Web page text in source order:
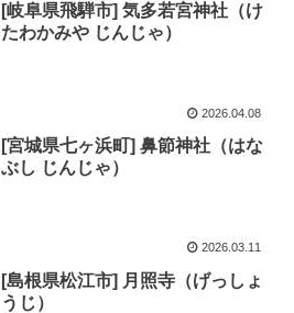
[岐阜県飛騨市] 気多若宮神社（け
たわかみや じんじゃ）
2026.04.08
[宮城県七ヶ浜町] 鼻節神社（はな
ぶし じんじゃ）
2026.03.11
[島根県松江市] 月照寺（げっしょ
うじ）